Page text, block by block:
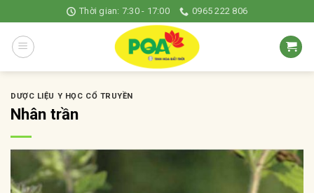
to
content
Thời gian: 7:30 - 17:00 0965 222 806
DƯỢC LIỆU Y HỌC CỔ TRUYỀN
Nhân trần